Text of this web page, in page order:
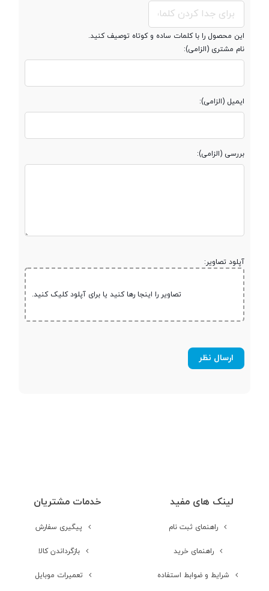
فرکانس پردازنده
‌مرکزی
2x2.2 GHz Cortex-A76 & 6x2.0 GHz
حافظه جانبی
محفظه جداگانه
کارت حافظه
صفحه نمایش
نوع صفحه نمایش
نمایش
این محصول را با کلمات ساده و کوتاه توصیف کنید.
نام مشتری (الزامی):
ایمیل (الزامی):
بررسی (الزامی):
آپلود تصاویر:
تصاویر را اینجا رها کنید یا برای آپلود کلیک کنید.
لینک های مفید
راهنمای ثبت نام
راهنمای خرید
شرایط و ضوابط استفاده
خدمات مشتریان
پیگیری سفارش
بازگرداندن کالا
تعمیرات موبایل